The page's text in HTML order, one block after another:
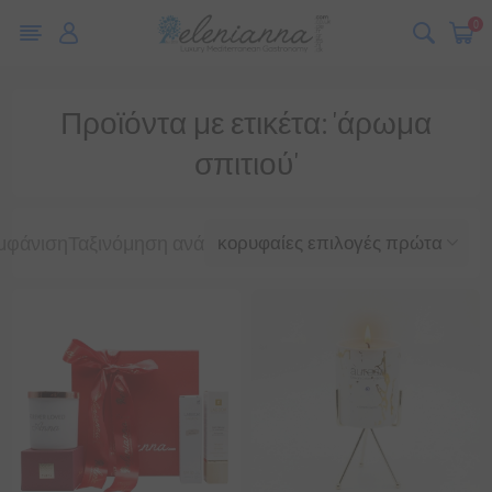
0
Προϊόντα με ετικέτα: 'άρωμα
σπιτιού'